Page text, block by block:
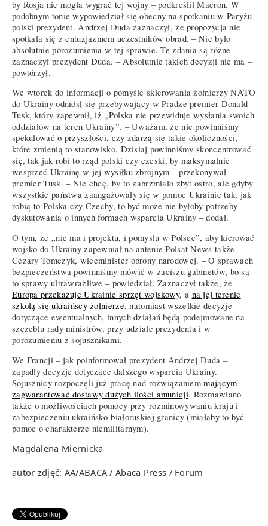
by Rosja nie mogła wygrać tej wojny – podkreślił Macron. W
podobnym tonie wypowiedział się obecny na spotkaniu w Paryżu
polski prezydent. Andrzej Duda zaznaczył, że propozycja nie
spotkała się z entuzjazmem uczestników obrad. – Nie było
absolutnie porozumienia w tej sprawie. Te zdania są różne –
zaznaczył prezydent Duda. – Absolutnie takich decyzji nie ma –
powtórzył.
We wtorek do informacji o pomyśle skierowania żołnierzy NATO
do Ukrainy odniósł się przebywający w Pradze premier Donald
Tusk, który zapewnił, iż „Polska nie przewiduje wysłania swoich
oddziałów na teren Ukrainy”. – Uważam, że nie powinniśmy
spekulować o przyszłości, czy zdarzą się takie okoliczności,
które zmienią to stanowisko. Dzisiaj powinniśmy skoncentrować
się, tak jak robi to rząd polski czy czeski, by maksymalnie
wesprzeć Ukrainę w jej wysiłku zbrojnym – przekonywał
premier Tusk. – Nie chcę, by to zabrzmiało zbyt ostro, ale gdyby
wszystkie państwa zaangażowały się w pomoc Ukrainie tak, jak
robią to Polska czy Czechy, to być może nie byłoby potrzeby
dyskutowania o innych formach wsparcia Ukrainy – dodał.
O tym, że „nie ma i projektu, i pomysłu w Polsce”, aby kierować
wojsko do Ukrainy zapewniał na antenie Polsat News także
Cezary Tomczyk, wiceminister obrony narodowej. – O sprawach
bezpieczeństwa powinniśmy mówić w zaciszu gabinetów, bo są
to sprawy ultrawrażliwe – powiedział. Zaznaczył także, że
Europa przekazuje Ukrainie sprzęt wojskowy, a na jej terenie
szkolą się ukraińscy żołnierze, natomiast wszelkie decyzje
dotyczące ewentualnych, innych działań będą podejmowane na
szczeblu rady ministrów, przy udziale prezydenta i w
porozumieniu z sojusznikami.
We Francji – jak poinformował prezydent Andrzej Duda –
zapadły decyzje dotyczące dalszego wsparcia Ukrainy.
Sojusznicy rozpoczęli już pracę nad rozwiązaniemmającym
zagwarantować dostawy dużych ilości amunicji. Rozmawiano
także o możliwościach pomocy przy rozminowywaniu kraju i
zabezpieczeniu ukraińsko-białoruskiej granicy (miałaby to być
pomoc o charakterze niemilitarnym).
Magdalena Miernicka
autor zdjęć: AA/ABACA / Abaca Press / Forum